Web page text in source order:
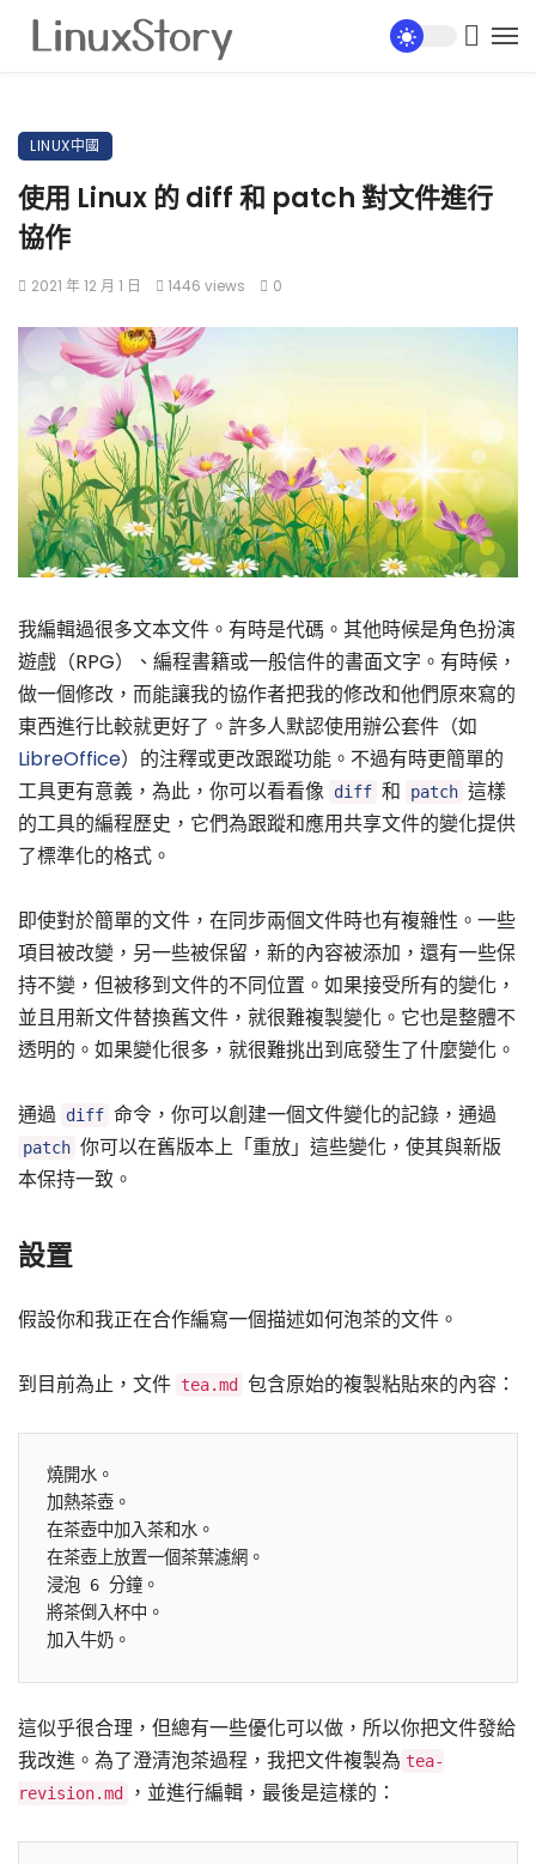
LINUX中國
使用 Linux 的 diff 和 patch 對文件進行
協作
2021 年 12 月 1 日 1446 views 0
我編輯過很多文本文件。有時是代碼。其他時候是角色扮演
遊戲（RPG）、編程書籍或一般信件的書面文字。有時候，
做一個修改，而能讓我的協作者把我的修改和他們原來寫的
東西進行比較就更好了。許多人默認使用辦公套件（如
LibreOffice）的注釋或更改跟蹤功能。不過有時更簡單的
工具更有意義，為此，你可以看看像 diff 和 patch 這樣
的工具的編程歷史，它們為跟蹤和應用共享文件的變化提供
了標準化的格式。
即使對於簡單的文件，在同步兩個文件時也有複雜性。一些
項目被改變，另一些被保留，新的內容被添加，還有一些保
持不變，但被移到文件的不同位置。如果接受所有的變化，
並且用新文件替換舊文件，就很難複製變化。它也是整體不
透明的。如果變化很多，就很難挑出到底發生了什麼變化。
通過 diff 命令，你可以創建一個文件變化的記錄，通過
patch 你可以在舊版本上「重放」這些變化，使其與新版
本保持一致。
設置
假設你和我正在合作編寫一個描述如何泡茶的文件。
到目前為止，文件 tea.md 包含原始的複製粘貼來的內容：
燒開水。
加熱茶壺。
在茶壺中加入茶和水。
在茶壺上放置一個茶葉濾網。
浸泡 6 分鐘。
將茶倒入杯中。
這似乎很合理，但總有一些優化可以做，所以你把文件發給
我改進。為了澄清泡茶過程，我把文件複製為 tea-
revision.md
，並進行編輯，最後是這樣的：